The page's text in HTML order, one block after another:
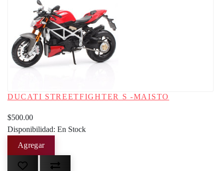
DUCATI STREETFIGHTER S -MAISTO
$500.00
Disponibilidad: En Stock